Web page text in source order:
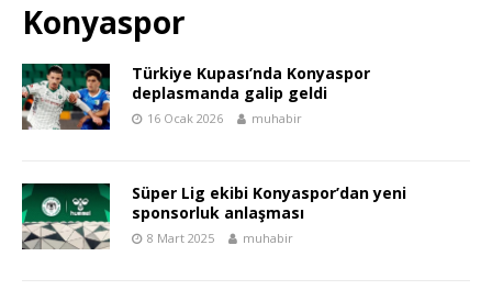
Konyaspor
Türkiye Kupası’nda Konyaspor
deplasmanda galip geldi
16 Ocak 2026 muhabir
Süper Lig ekibi Konyaspor’dan yeni
sponsorluk anlaşması
8 Mart 2025 muhabir